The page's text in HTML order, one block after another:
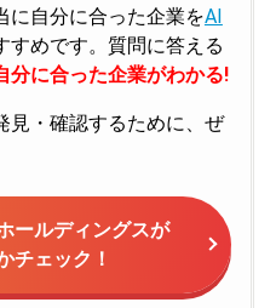
に自分に合った企業をAI
すめです。質問に答える
分に合った企業がわかる!
見・確認するために、ぜ
ールディングスが
チェック！